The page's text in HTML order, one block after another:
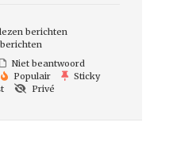
berichten
Niet beantwoord
Populair
Sticky
Privé